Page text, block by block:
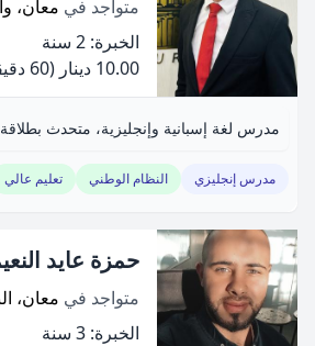
متواجد في معان،
الخبرة: 2 سنة
10.00 دينار
(60 دقيقة)
مدرس إنجليزي النظام الوطني تعليم عالي
حمزة عايد
متواجد في معان،
الخبرة: 3 سنة